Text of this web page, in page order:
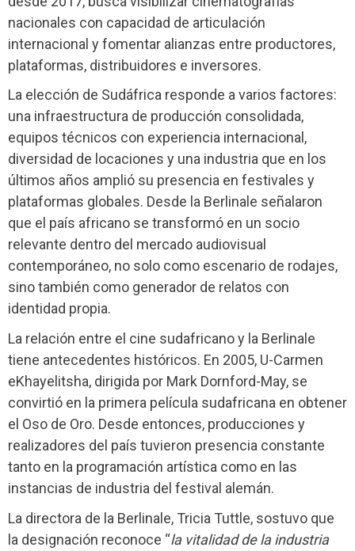
nacionales con capacidad de articulación
internacional y fomentar alianzas entre productores,
plataformas, distribuidores e inversores.
La elección de Sudáfrica responde a varios factores:
una infraestructura de producción consolidada,
equipos técnicos con experiencia internacional,
diversidad de locaciones y una industria que en los
últimos años amplió su presencia en festivales y
plataformas globales. Desde la Berlinale señalaron
que el país africano se transformó en un socio
relevante dentro del mercado audiovisual
contemporáneo, no solo como escenario de rodajes,
sino también como generador de relatos con
identidad propia.
La relación entre el cine sudafricano y la Berlinale
tiene antecedentes históricos. En 2005, U-Carmen
eKhayelitsha, dirigida por Mark Dornford-May, se
convirtió en la primera película sudafricana en obtener
el Oso de Oro. Desde entonces, producciones y
realizadores del país tuvieron presencia constante
tanto en la programación artística como en las
instancias de industria del festival alemán.
La directora de la Berlinale, Tricia Tuttle, sostuvo que
la designación reconoce “la vitalidad de la industria